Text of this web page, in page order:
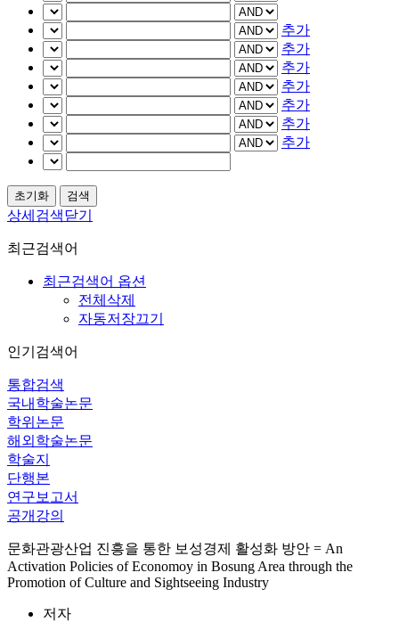
추가
추가
추가
추가
추가
추가
추가
상세검색닫기
최근검색어
최근검색어 옵션
전체삭제
자동저장끄기
인기검색어
통합검색
국내학술논문
학위논문
해외학술논문
학술지
단행본
연구보고서
공개강의
문화관광산업 진흥을 통한 보성경제 활성화 방안 = An
Activation Policies of Economoy in Bosung Area through the
Promotion of Culture and Sightseeing Industry
저자